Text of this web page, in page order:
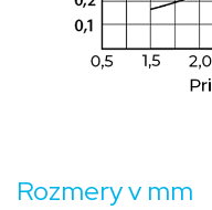
Rozmery v mm